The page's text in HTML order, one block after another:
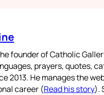
founder of Catholic
prayers, quotes,
2013. He manages the
career (Read his story).